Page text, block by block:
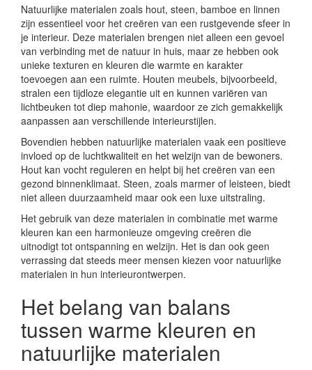
Natuurlijke materialen zoals hout, steen, bamboe en linnen
zijn essentieel voor het creëren van een rustgevende sfeer in
je interieur. Deze materialen brengen niet alleen een gevoel
van verbinding met de natuur in huis, maar ze hebben ook
unieke texturen en kleuren die warmte en karakter
toevoegen aan een ruimte. Houten meubels, bijvoorbeeld,
stralen een tijdloze elegantie uit en kunnen variëren van
lichtbeuken tot diep mahonie, waardoor ze zich gemakkelijk
aanpassen aan verschillende interieurstijlen.
Bovendien hebben natuurlijke materialen vaak een positieve
invloed op de luchtkwaliteit en het welzijn van de bewoners.
Hout kan vocht reguleren en helpt bij het creëren van een
gezond binnenklimaat. Steen, zoals marmer of leisteen, biedt
niet alleen duurzaamheid maar ook een luxe uitstraling.
Het gebruik van deze materialen in combinatie met warme
kleuren kan een harmonieuze omgeving creëren die
uitnodigt tot ontspanning en welzijn. Het is dan ook geen
verrassing dat steeds meer mensen kiezen voor natuurlijke
materialen in hun interieurontwerpen.
Het belang van balans
tussen warme kleuren en
natuurlijke materialen